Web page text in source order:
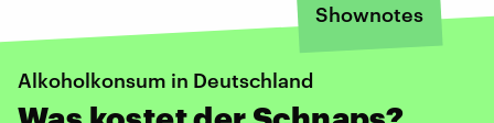
Shownotes
Alkoholkonsum in Deutschland